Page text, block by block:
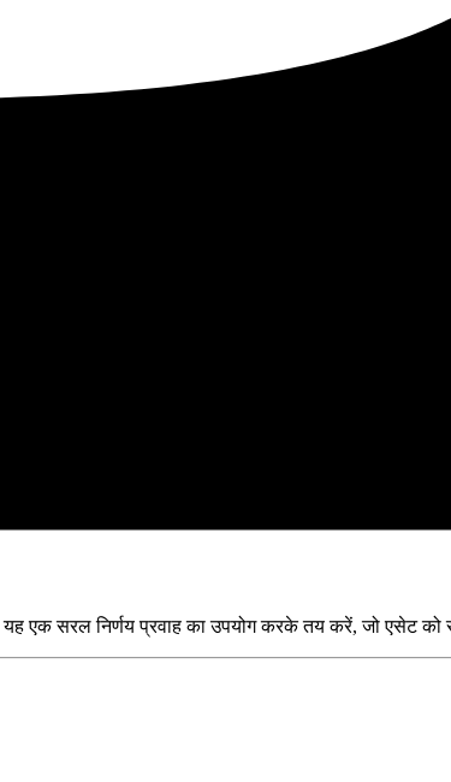
एक सरल निर्णय प्रवाह का उपयोग करके तय करें, जो एसेट को